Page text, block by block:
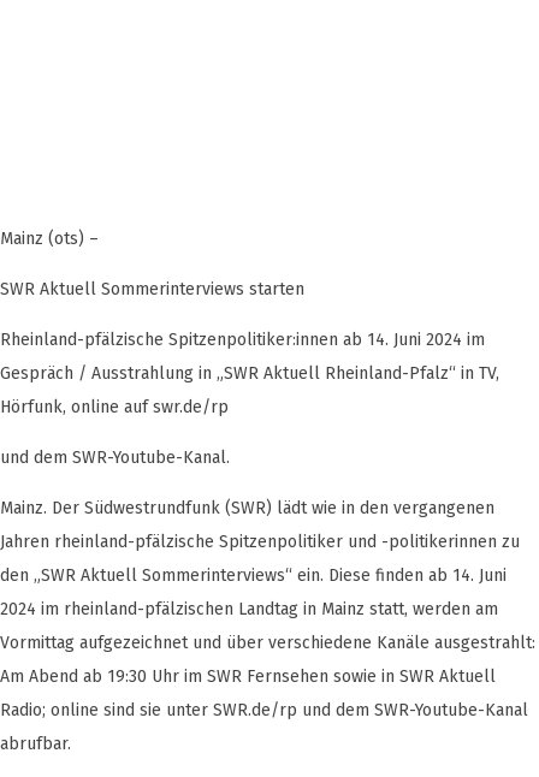
Mainz (ots) –
SWR Aktuell Sommerinterviews starten
Rheinland-pfälzische Spitzenpolitiker:innen ab 14. Juni 2024 im
Gespräch / Ausstrahlung in „SWR Aktuell Rheinland-Pfalz“ in TV,
Hörfunk, online auf swr.de/rp
und dem SWR-Youtube-Kanal.
Mainz. Der Südwestrundfunk (SWR) lädt wie in den vergangenen
Jahren rheinland-pfälzische Spitzenpolitiker und -politikerinnen zu
den „SWR Aktuell Sommerinterviews“ ein. Diese finden ab 14. Juni
2024 im rheinland-pfälzischen Landtag in Mainz statt, werden am
Vormittag aufgezeichnet und über verschiedene Kanäle ausgestrahlt:
Am Abend ab 19:30 Uhr im SWR Fernsehen sowie in SWR Aktuell
Radio; online sind sie unter SWR.de/rp und dem SWR-Youtube-Kanal
abrufbar.